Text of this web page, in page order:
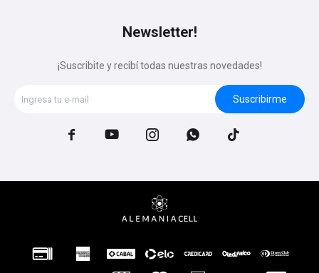
Newsletter!
¡Suscribite y recibí todas nuestras novedades!
Suscribirme
    